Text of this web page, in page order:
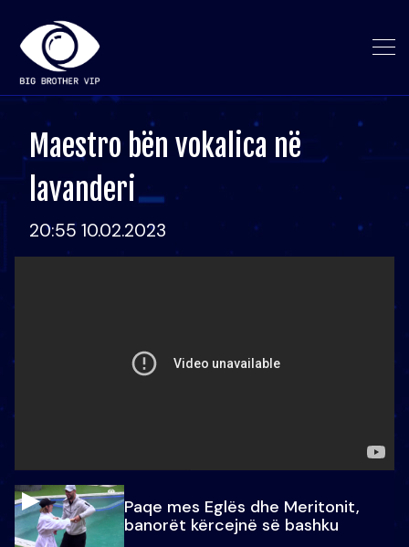
Maestro bën vokalica në
lavanderi
20:55 10.02.2023
Paqe mes Eglës dhe Meritonit,
banorët kërcejnë së bashku